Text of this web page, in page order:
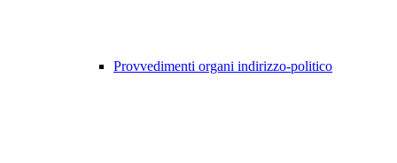
Provvedimenti organi indirizzo-politico